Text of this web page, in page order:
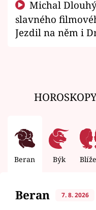
slavného
Jezdil na něm i
Beran Býk
Beran 7. 8. 2026